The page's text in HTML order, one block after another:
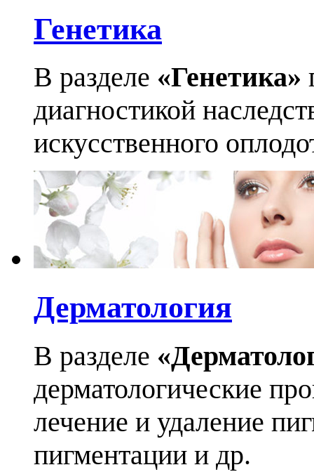
Генетика
В разделе «Генетика»
диагностикой
искусственного
Дерматология
В разделе
дерматологические
лечение и удаление
пигментации и др.